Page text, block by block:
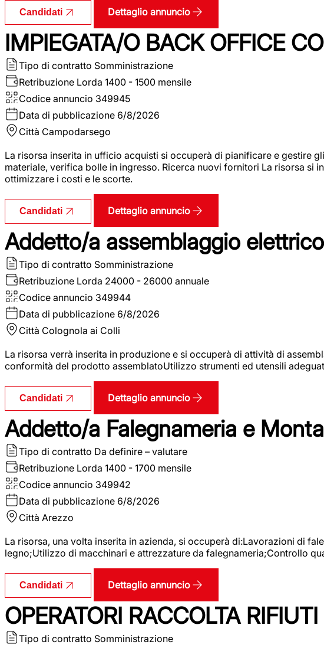
Candidati Dettaglio annuncio
IMPIEGATA/O BACK OFFICE
Tipo di contratto Somministrazione
Retribuzione Lorda 1400 - 1500 mensile
Codice annuncio 349945
Data di pubblicazione 6/8/2026
Città Campodarsego
La risorsa inserita in ufficio acquisti si occuperà di pianificare e gestire
materiale, verifica bolle in ingresso. Ricerca nuovi fornitori La risorsa
ottimizzare i costi e le scorte.
Candidati Dettaglio annuncio
Addetto/a assemblaggio
Tipo di contratto Somministrazione
Retribuzione Lorda 24000 - 26000 annuale
Codice annuncio 349944
Data di pubblicazione 6/8/2026
Città Colognola ai Colli
La risorsa verrà inserita in produzione e si occuperà di attività di
conformità del prodotto assemblatoUtilizzo strumenti ed utensili
Candidati Dettaglio annuncio
Addetto/a Falegnameria e
Tipo di contratto Da definire – valutare
Retribuzione Lorda 1400 - 1700 mensile
Codice annuncio 349942
Data di pubblicazione 6/8/2026
Città Arezzo
La risorsa, una volta inserita in azienda, si occuperà di:Lavorazioni di
legno;Utilizzo di macchinari e attrezzature da falegnameria;Controllo
Candidati Dettaglio annuncio
OPERATORI RACCOLTA
Tipo di contratto Somministrazione